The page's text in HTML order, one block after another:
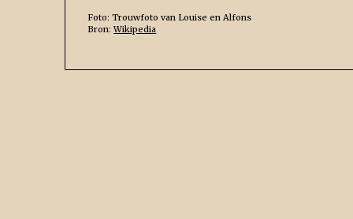
Foto: Trouwfoto van Louise en Alfons
Bron:Wikipedia